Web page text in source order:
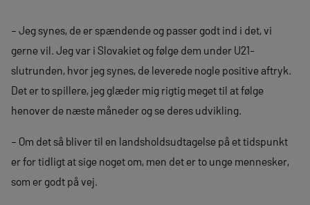
– Jeg synes, de er spændende og passer godt ind i det, vi
gerne vil. Jeg var i Slovakiet og følge dem under U21-
slutrunden, hvor jeg synes, de leverede nogle positive aftryk.
Det er to spillere, jeg glæder mig rigtig meget til at følge
henover de næste måneder og se deres udvikling.
– Om det så bliver til en landsholdsudtagelse på et tidspunkt
er for tidligt at sige noget om, men det er to unge mennesker,
som er godt på vej.